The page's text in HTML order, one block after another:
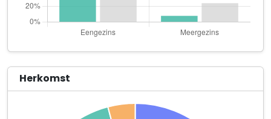
Biologische rundveehouderij Hoeve Jamboors
Boerenweg 58
Café Rayer
Herkomst